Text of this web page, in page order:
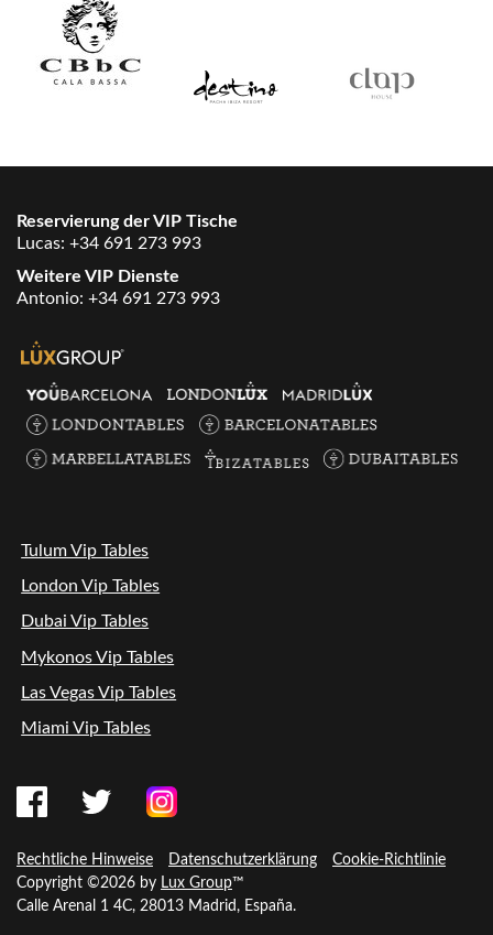
Reservierung der VIP Tische
Lucas: +34 691 273 993
Weitere VIP Dienste
Antonio: +34 691 273 993
Tulum Vip Tables
London Vip Tables
Dubai Vip Tables
Mykonos Vip Tables
Las Vegas Vip Tables
Miami Vip Tables
Rechtliche Hinweise Datenschutzerklärung
Cookie-Richtlinie
Copyright ©2026 by Lux Group™
Calle Arenal 1 4C, 28013 Madrid, España.